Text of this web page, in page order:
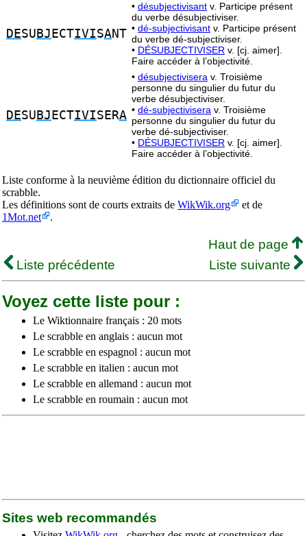
DESU BJ ECTIVISANT
• désubjectivisant v. Participe présent
du verbe désubjectiviser.
• dé-subjectivisant v. Participe présent
du verbe dé-subjectiviser.
• DÉSUBJECTIVISER v. [cj. aimer].
Faire accéder à l’objectivité.
DESU BJ ECTIVISERA
• désubjectivisera v. Troisième
personne du singulier du futur du
verbe désubjectiviser.
• dé-subjectivisera v. Troisième
personne du singulier du futur du
verbe dé-subjectiviser.
• DÉSUBJECTIVISER v. [cj. aimer].
Faire accéder à l’objectivité.
Liste conforme à la neuvième édition du dictionnaire officiel du
scrabble.
Les définitions sont de courts extraits de WikWik.org
et de
1Mot.net
.
Haut de page
Liste précédente
Liste suivante
Voyez cette liste pour :
Le Wiktionnaire français : 20 mots
Le scrabble en anglais : aucun mot
Le scrabble en espagnol : aucun mot
Le scrabble en italien : aucun mot
Le scrabble en allemand : aucun mot
Le scrabble en roumain : aucun mot
Sites web recommandés